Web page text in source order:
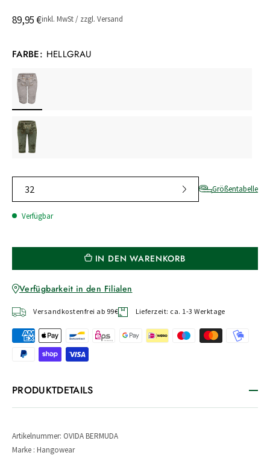
89,95 €inkl. MwSt / zzgl. Versand
FARBE: HELLGRAU
Größentabelle
32
Verfügbar
IN DEN WARENKORB
Verfügbarkeit in den Filialen
Versandkostenfrei ab 99€ Lieferzeit: ca. 1-3 Werktage
PRODUKTDETAILS
Artikelnummer: OVIDA BERMUDA
Marke : Hangowear